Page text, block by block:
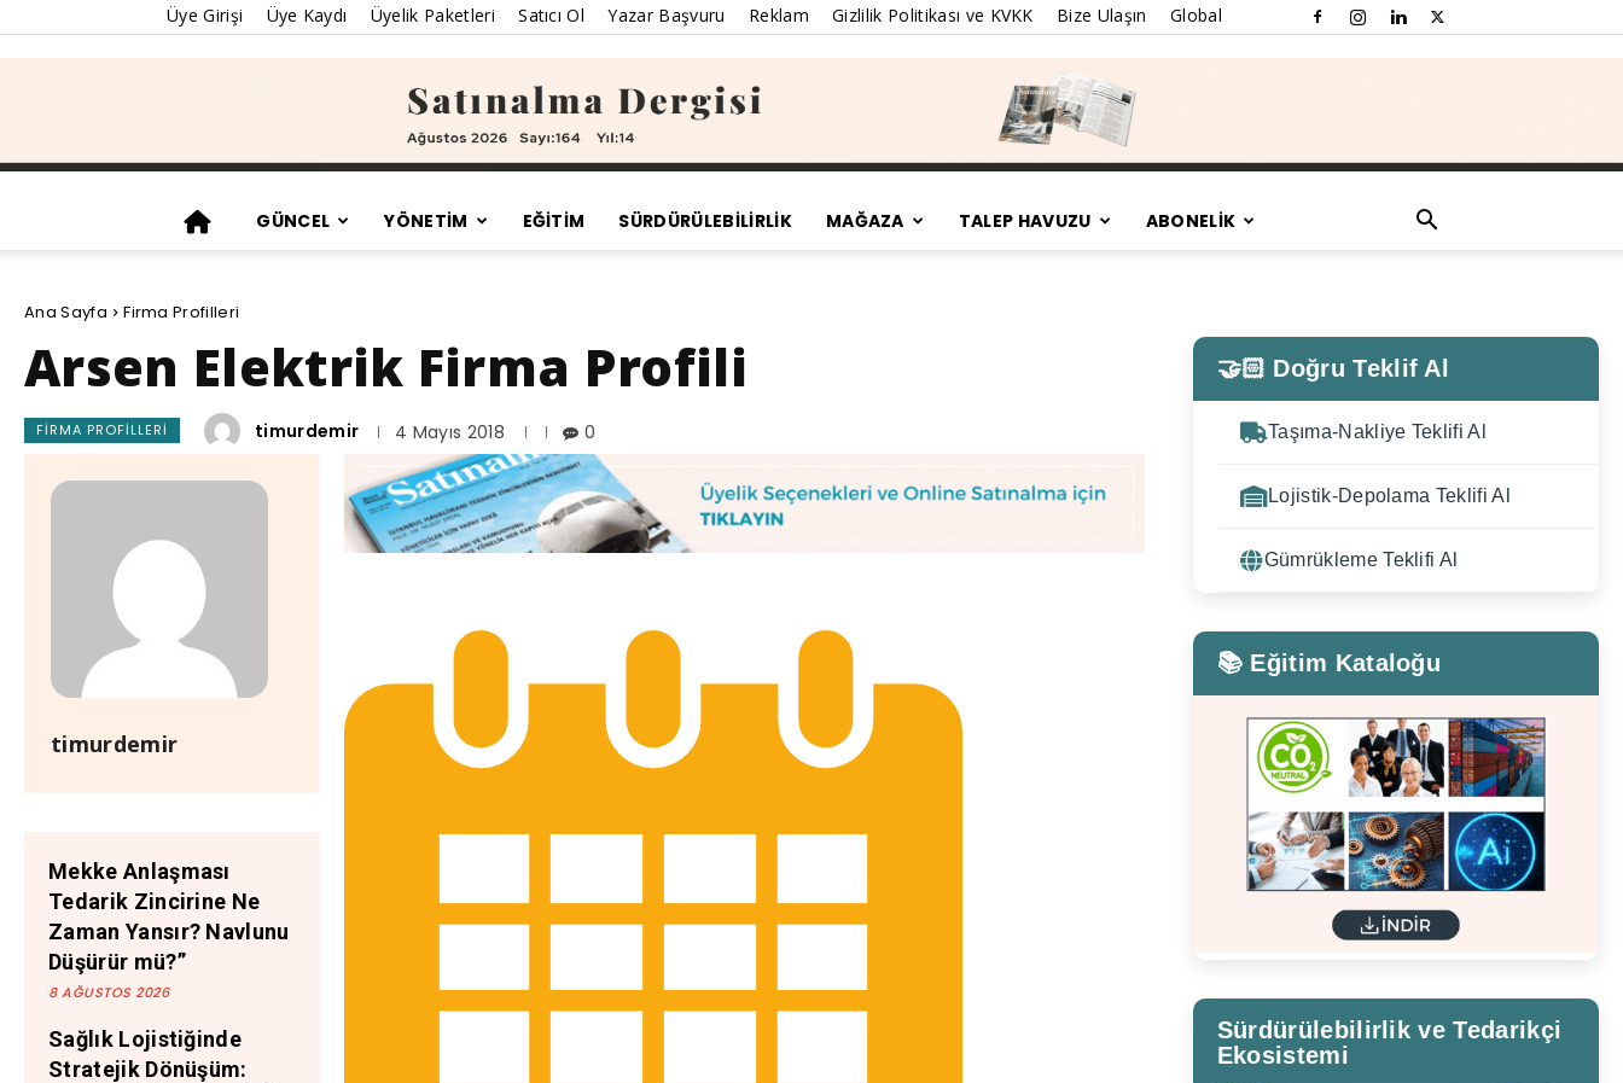
Üye Girişi Üye Kaydı Üyelik Paketleri Satıcı Ol Yazar Başvuru Reklam Gizlilik Politikası ve KVKK Bize Ulaşın Global
GÜNCEL YÖNETİM EĞİTİM SÜRDÜRÜLEBILIRLIK MAĞAZA TALEP HAVUZU ABONELİK
Ana Sayfa Firma Profilleri
Arsen Elektrik Firma Profili
FIRMA PROFILLERI timurdemir 4 Mayıs 2018 0
timurdemir
Mekke Anlaşması
Tedarik Zincirine Ne
Zaman Yansır? Navlunu
Düşürür mü?”
8 AĞUSTOS 2026
Sağlık Lojistiğinde
Stratejik Dönüşüm:
🤝🏻 Doğru Teklif Al
Taşıma-Nakliye Teklifi Al
Lojistik-Depolama Teklifi Al
Gümrükleme Teklifi Al
📚 Eğitim Kataloğu
Sürdürülebilirlik ve Tedarikçi
Ekosistemi